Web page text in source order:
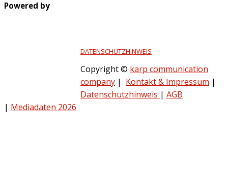
Powered by
DATENSCHUTZHINWEIS
Copyright © karp communication
company | Kontakt & Impressum |
Datenschutzhinweis | AGB
| Mediadaten 2026